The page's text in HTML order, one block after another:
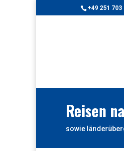
+49 251 703
Reisen
sowie